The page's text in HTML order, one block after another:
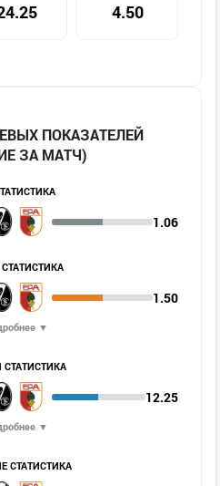
4.50
ПОКАЗАТЕЛЕЙ
ЗА МАТЧ)
1.06
1.50
▼
12.25
▼
СТАТИСТИКА